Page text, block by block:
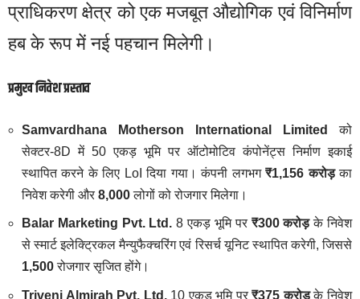
प्राधिकरण क्षेत्र को एक मजबूत औद्योगिक एवं विनिर्माण
हब के रूप में नई पहचान मिलेगी।
प्रमुख निवेश प्रस्ताव
Samvardhana Motherson International Limited
को
सेक्टर-8D में 50 एकड़ भूमि पर ऑटोमोटिव कंपोनेंट्स निर्माण इकाई
स्थापित करने के लिए LoI दिया गया। कंपनी लगभग₹1,156 करोड़का
निवेश करेगी और 8,000लोगों को रोजगार मिलेगा।
Balar Marketing Pvt. Ltd. 8 एकड़ भूमि पर ₹300 करोड़के निवेश
से स्मार्ट इलेक्ट्रिकल मैन्युफैक्चरिंग एवं रिसर्च यूनिट स्थापित करेगी, जिससे
1,500रोजगार सृजित होंगे।
Triveni Almirah Pvt. Ltd.10 एकड़ भूमि पर₹375 करोड़के निवेश